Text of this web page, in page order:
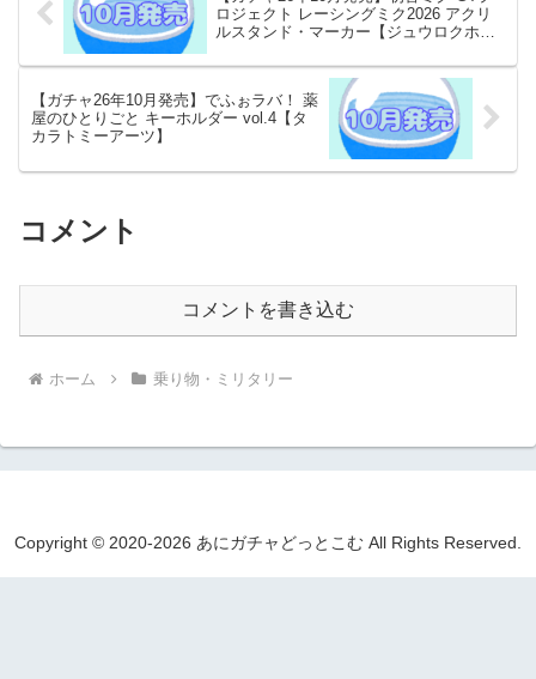
ロジェクト レーシングミク2026 アクリ
ルスタンド・マーカー【ジュウロクホウ
【ガチャ26年10月発売】でふぉラバ！ 薬
屋のひとりごと キーホルダー vol.4【タ
カラトミーアーツ】
コメント
コメントを書き込む
ホーム 乗り物・ミリタリー
Copyright © 2020-2026 あにガチャどっとこむ All Rights Reserved.